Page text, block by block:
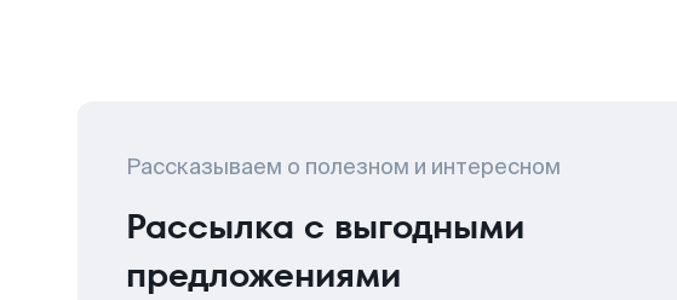
Рассказываем о полезном и интересном
Рассылка с выгодными
предложениями